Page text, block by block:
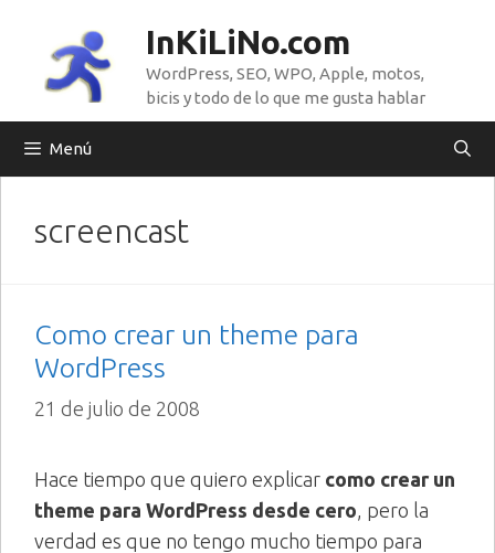
contenido
InKiLiNo.com
WordPress, SEO, WPO, Apple, motos,
bicis y todo de lo que me gusta hablar
Menú
screencast
Como crear un theme para
WordPress
21 de julio de 2008
Hace tiempo que quiero explicar como crear un
theme para WordPress desde cero, pero la
verdad es que no tengo mucho tiempo para